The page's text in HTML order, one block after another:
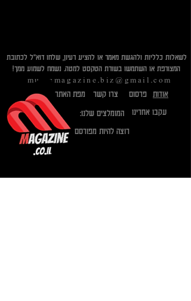
לשאלות כלליות ולהגשת מאמר או להציע רעיון, שלחו דוא"ל לכתובת
המצורפת או השתמשו בשורת הטקסט למטה. נשמח לשמוע ממך!​
musicmagazine.biz@gmail.com
אודות פרסום צרו קשר
מפת האתר
עקבו אחרינו
המומלצים שלנו:
רוצה להיות מפורסם